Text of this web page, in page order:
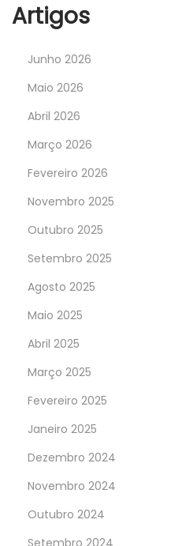
Artigos
Junho 2026
Maio 2026
Abril 2026
Março 2026
Fevereiro 2026
Novembro 2025
Outubro 2025
Setembro 2025
Agosto 2025
Maio 2025
Abril 2025
Março 2025
Fevereiro 2025
Janeiro 2025
Dezembro 2024
Novembro 2024
Outubro 2024
Setembro 2024